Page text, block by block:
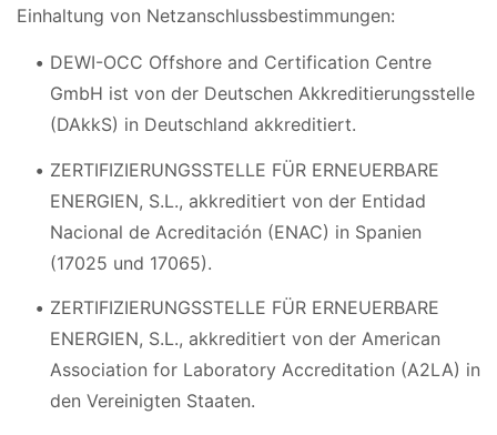
Einhaltung von Netzanschlussbestimmungen:
DEWI-OCC Offshore and Certification Centre
GmbH ist von der Deutschen Akkreditierungsstelle
(DAkkS) in Deutschland akkreditiert.
ZERTIFIZIERUNGSSTELLE FÜR ERNEUERBARE
ENERGIEN, S.L., akkreditiert von der Entidad
Nacional de Acreditación (ENAC) in Spanien
(17025 und 17065).
ZERTIFIZIERUNGSSTELLE FÜR ERNEUERBARE
ENERGIEN, S.L., akkreditiert von der American
Association for Laboratory Accreditation (A2LA) in
den Vereinigten Staaten.